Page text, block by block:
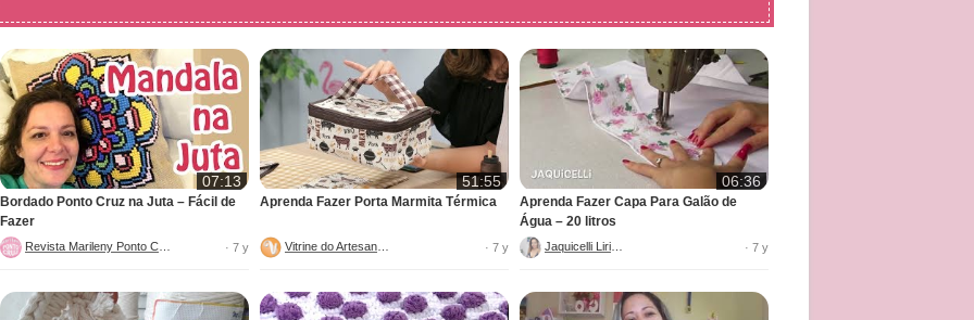
07:13
Bordado Ponto Cruz na Juta – Fácil de
Fazer
· 7 y
51:55
Aprenda Fazer Porta Marmita Térmica
· 7 y
06:36
Aprenda Fazer Capa Para Galão de
Água – 20 litros
· 7 y